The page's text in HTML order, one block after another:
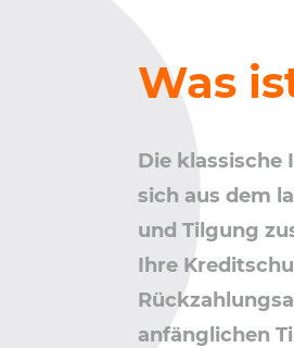
Was
Die
sich aus dem
und Tilgung
Ihre
anfänglichen